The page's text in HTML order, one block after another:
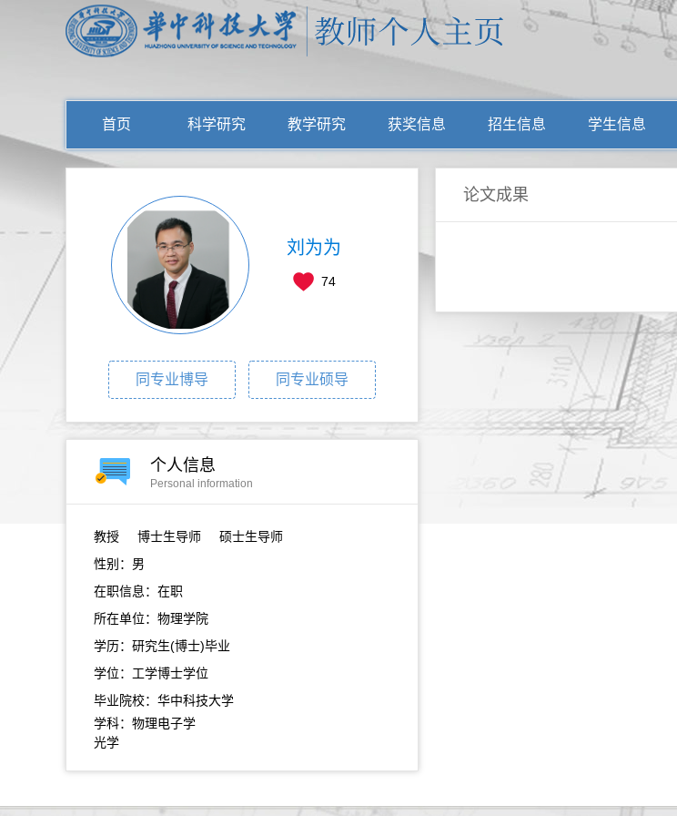
首页 科学研究 教学研究 获奖信息 招生信息 学生信息
刘为为
74
同专业博导 同专业硕导
个人信息
Personal information
教授
博士生导师 硕士生导师
性别：男
在职信息：在职
所在单位：物理学院
学历：研究生(博士)毕业
学位：工学博士学位
毕业院校：华中科技大学
学科：物理电子学
光学
论文成果